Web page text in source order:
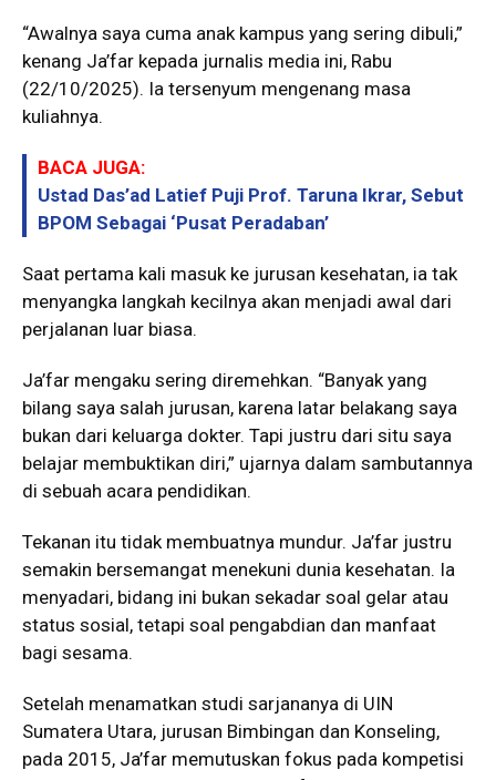
“Awalnya saya cuma anak kampus yang sering dibuli,”
kenang Ja’far kepada jurnalis media ini, Rabu
(22/10/2025). Ia tersenyum mengenang masa
kuliahnya.
BACA JUGA:
Ustad Das’ad Latief Puji Prof. Taruna Ikrar, Sebut
BPOM Sebagai ‘Pusat Peradaban’
Saat pertama kali masuk ke jurusan kesehatan, ia tak
menyangka langkah kecilnya akan menjadi awal dari
perjalanan luar biasa.
Ja’far mengaku sering diremehkan. “Banyak yang
bilang saya salah jurusan, karena latar belakang saya
bukan dari keluarga dokter. Tapi justru dari situ saya
belajar membuktikan diri,” ujarnya dalam sambutannya
di sebuah acara pendidikan.
Tekanan itu tidak membuatnya mundur. Ja’far justru
semakin bersemangat menekuni dunia kesehatan. Ia
menyadari, bidang ini bukan sekadar soal gelar atau
status sosial, tetapi soal pengabdian dan manfaat
bagi sesama.
Setelah menamatkan studi sarjananya di UIN
Sumatera Utara, jurusan Bimbingan dan Konseling,
pada 2015, Ja’far memutuskan fokus pada kompetisi